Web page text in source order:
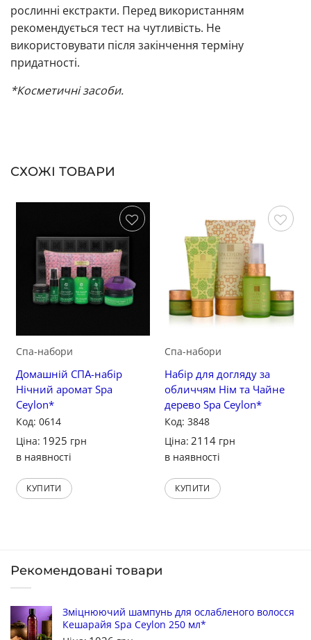
рослинні екстракти. Перед використанням
рекомендується тест на чутливість. Не
використовувати після закінчення терміну
придатності.
*Косметичні засоби.
СХОЖІ ТОВАРИ
Зберегти
Спа-набори
Домашній СПА-набір
Нічний аромат Spa
Ceylon*
Код: 0614
Ціна: 1925 грн
в наявності
КУПИТИ
Зберегти
Спа-набори
Набір для догляду за
обличчям Нім та Чайне
дерево Spa Ceylon*
Код: 3848
Ціна: 2114 грн
в наявності
КУПИТИ
Рекомендовані товари
Зміцнюючий шампунь для ослабленого волосся
Кешарайя Spa Ceylon 250 мл*